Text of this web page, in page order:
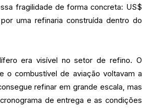
fragilidade de forma concreta: US$
uma refinaria construída dentro do
era visível no setor de refino. O
o combustível de aviação voltavam a
refinar em grande escala, mas
de entrega e as condições